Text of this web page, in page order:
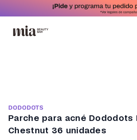
DODODOTS
Parche para acné Dododots
Chestnut 36 unidades